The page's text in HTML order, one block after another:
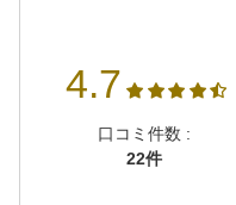
4.7
口コミ件数 :
22件